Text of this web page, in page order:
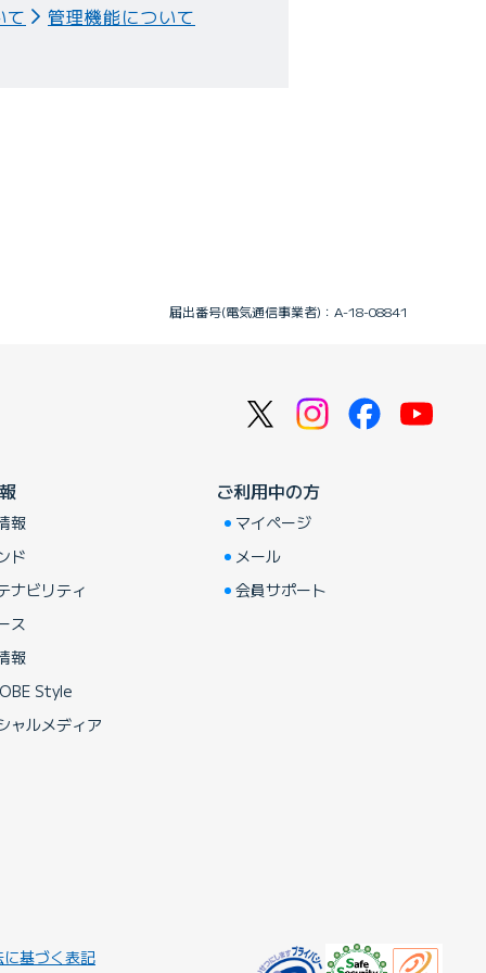
て
管理機能について
届出番号(電気通信事業者)：A-18-08841
報
ド
ナビリティ
ス
報
Style
ャルメディア
ご利用中の方
マイページ
メール
会員サポート
基づく表記